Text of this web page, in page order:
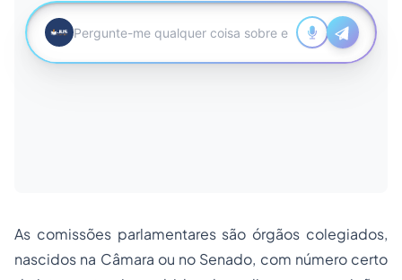
As comissões parlamentares são órgãos colegiados,
nascidos na Câmara ou no Senado, com número certo